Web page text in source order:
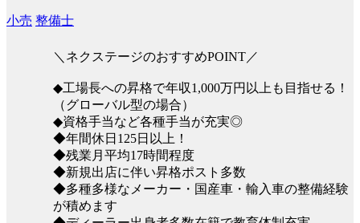
小売 整備士
＼ネクステージのおすすめPOINT／
◆工場長への昇格で年収1,000万円以上も目指せる！
（グローバル型の場合）
◆資格手当など各種手当が充実◎
◆年間休日125日以上！
◆残業月平均17時間程度
◆新規出店に伴い昇格ポスト多数
◆多種多様なメーカー・国産車・輸入車の整備経験
が積めます